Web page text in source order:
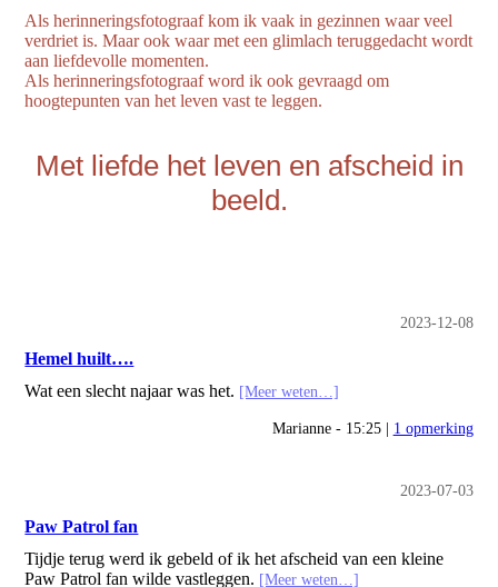
Als herinneringsfotograaf kom ik vaak in gezinnen waar veel
verdriet is. Maar ook waar met een glimlach teruggedacht wordt
aan liefdevolle momenten.
Als herinneringsfotograaf word ik ook gevraagd om
hoogtepunten van het leven vast te leggen.
Met liefde het leven en afscheid in
beeld.
2023-12-08
Hemel huilt….
Wat een slecht najaar was het. [Meer weten…]
Marianne - 15:25 | 1 opmerking
2023-07-03
Paw Patrol fan
Tijdje terug werd ik gebeld of ik het afscheid van een kleine
Paw Patrol fan wilde vastleggen. [Meer weten…]